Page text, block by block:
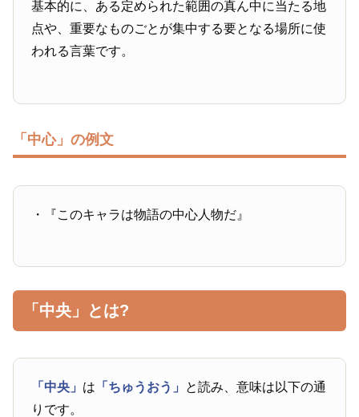
基本的に、ある定められた範囲の真ん中に当たる地
点や、重要なものごとが集中する要となる場所に使
われる言葉です。
「中心」の例文
・『このキャラは物語の中心人物だ』
「中央」とは?
「中央」 は 「ちゅうおう」 と読み、意味は以下の通
りです。